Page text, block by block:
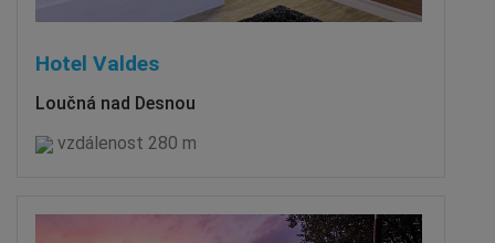
Hotel Valdes
Loučná nad Desnou
vzdálenost 280 m